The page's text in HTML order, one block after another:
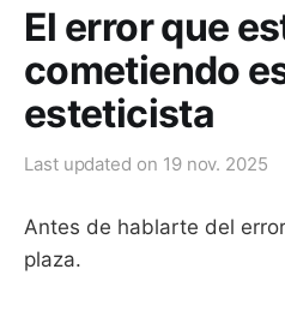
El error que
cometiendo
esteticista
Last updated on 19 nov. 2025
Antes de hablarte del
plaza.